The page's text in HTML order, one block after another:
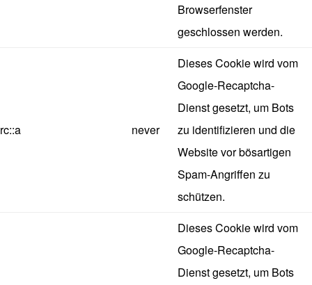
Browserfenster
geschlossen werden.
rc::a never
Dieses Cookie wird vom
Google-Recaptcha-
Dienst gesetzt, um Bots
zu identifizieren und die
Website vor bösartigen
Spam-Angriffen zu
schützen.
Dieses Cookie wird vom
Google-Recaptcha-
Dienst gesetzt, um Bots